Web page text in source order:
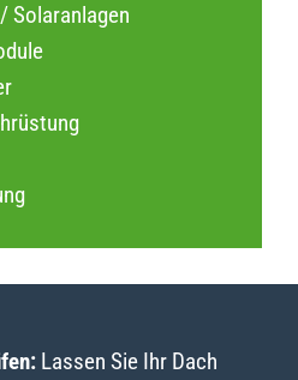
Solaranlagen
Lassen Sie Ihr Dach